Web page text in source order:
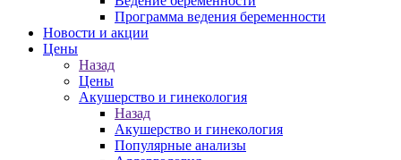
Программа ведения беременности
Новости и акции
Цены
Назад
Цены
Акушерство и гинекология
Назад
Акушерство и гинекология
Популярные анализы